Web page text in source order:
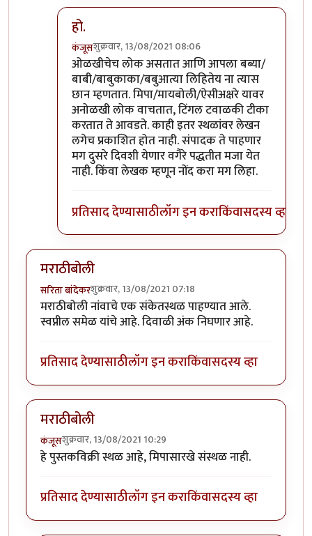
हो.
कंजूसशुक्रवार, 13/08/2021 08:06
In reply toकारण त्यांना इन्स्टंट लाईक्स,byप्रचेतस
ओळखीचेच लोक असतात आणि आपला बब्या/
बाबी/बाबुकाका/बबुआत्या लिहितेय ना त्यास
छान म्हणतात. मिपा/मायबोली/ऐसीअक्षरे यावर
अनोळखी लोक वाचतात, टिंगल टवाळकी टीका
करतात ते आवडते. काही इतर स्थळांवर लेखन
लगेच प्रकाशित होत नाही. संपादक ते पाहणार
मग दुसरे दिवशी येणार वगैरे पद्धतीत मजा येत
नाही. किंवा लेखक म्हणून नोंद करा मग लिहा.
प्रतिसाद देण्यासाठीलॉग इन कराकिंवासदस्य व्हा
मराठीबोली
सरिता बांदेकरशुक्रवार, 13/08/2021 07:18
मराठीबोली नांवाचे एक संकेतस्थळ पाहण्यात आले.
स्वप्नील समेळ यांचे आहे. दिवाळी अंक निघणार आहे.
प्रतिसाद देण्यासाठीलॉग इन कराकिंवासदस्य व्हा
मराठीबोली
कंजूसशुक्रवार, 13/08/2021 10:29
हे पुस्तकविक्री स्थळ आहे, मिपासारखे संस्थळ नाही.
प्रतिसाद देण्यासाठीलॉग इन कराकिंवासदस्य व्हा